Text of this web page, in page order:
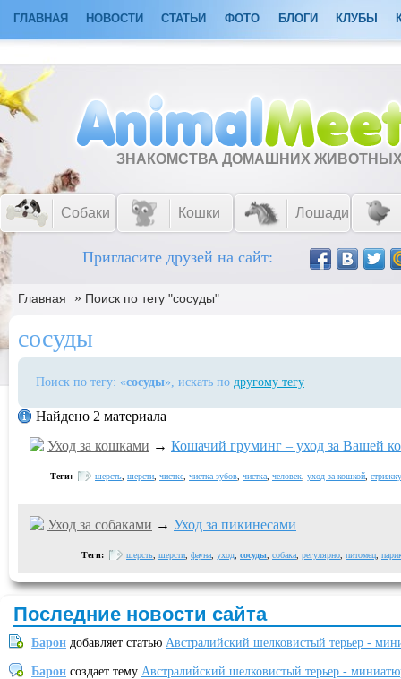
ГЛАВНАЯ НОВОСТИ СТАТЬИ ФОТО БЛОГИ КЛУБЫ
ЗНАКОМСТВА ДОМАШНИХ
Собаки Кошки Лошади
Пригласите друзей на сайт:
Главная » Поиск по тегу "сосуды"
сосуды
Поиск по тегу: «сосуды», искать по другому тегу
Найдено 2 материала
Уход за кошками → Кошачий груминг – уход за Вашей
Теги: шерсть шерсти чистке чистка зубов чистка человек уход за кошкой стрижку
Уход за собаками → Уход за пикинесами
Теги: шерсть шерсти фауна уход сосуды собака регулярно питомец
Последние новости сайта
Барон добавляет статью Австралийский шелковистый терьер -
Барон создает тему Австралийский шелковистый терьер -